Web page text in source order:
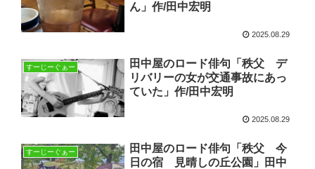
ん」作/田中宏明
2025.08.29
すーじーぐぁー
田中屋のロード俳句「秩父 デ
リバリーの女が交通事故にあっ
ていた」作/田中宏明
2025.08.29
すーじーぐぁー
田中屋のロード俳句「秩父 今
日の宿 見晴しの丘公園」田中